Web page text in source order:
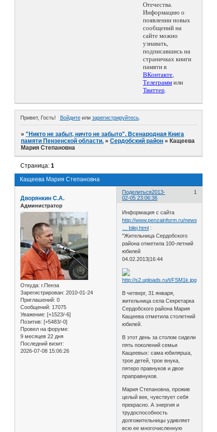
Отечества.
Информацию о
появлении новых
сообщений на
сайте можно
узнавать,
подписавшись на
страничках книги
памяти в
ВКонтакте,
Телеграмм или
Твиттер.
Привет, Гость! Войдитеили зарегистрируйтесь.
»"Никто не забыт, ничто не забыто". Всенародная Книга
памяти Пензенской области. »Сердобский район » Кащеева
Мария Степановна
Кащеева Мария Степановна
Страница:1
Поделиться 1
2013-
02-05 23:06:36
Дворянкин С.А.
Администратор
Откуда: г.Пенза
Зарегистрирован: 2010-01-24
Приглашений: 0
Сообщений: 17075
Уважение: [+1523/-6]
Позитив: [+5483/-0]
Провел на форуме:
9 месяцев 22 дня
Последний визит:
2026-07-08 15:06:26
Информация с сайта
http://www.penzainform.ru/news/social/2
… bilej.html :
"Жительница Сердобского
района отметила 100-летний
юбилей
04.02.2013|16:44
В четверг, 31 января,
жительница села Секретарка
Сердобского района Мария
Кащеева отметила столетний
юбилей.
В этот день за столом сидели
пять поколений семьи
Кащеевых: сама юбилярша,
трое детей, трое внука,
пятеро правнуков и двое
праправнуков.
Мария Степановна, прожив
целый век, чувствует себя
прекрасно. А энергия и
трудоспособность
долгожительницы удивляет
всю ее многочисленную